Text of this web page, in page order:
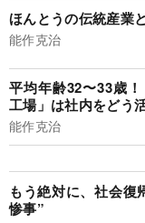
ほんとうの伝統産業
能作克治
平均年齢32〜33歳
工場」は社内をどう
能作克治
もう絶対に、社会復
惨事”